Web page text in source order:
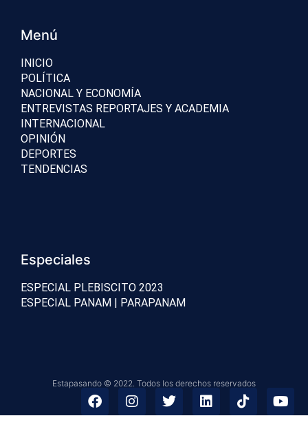
Menú
INICIO
POLÍTICA
NACIONAL Y ECONOMÍA
ENTREVISTAS REPORTAJES Y ACADEMIA
INTERNACIONAL
OPINIÓN
DEPORTES
TENDENCIAS
Especiales
ESPECIAL PLEBISCITO 2023
ESPECIAL PANAM | PARAPANAM
Estapasando © 2022. Todos los derechos reservados